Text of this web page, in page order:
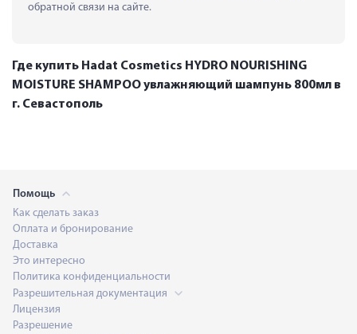
обратной связи на сайте.
Где купить Hadat Cosmetics HYDRO NOURISHING
MOISTURE SHAMPOO увлажняющий шампунь 800мл в
г. Севастополь
Помощь
Как сделать заказ
Оплата и бронирование
Доставка
Это интересно
Политика конфиденциальности
Разрешительная документация
Лицензия
Разрешение